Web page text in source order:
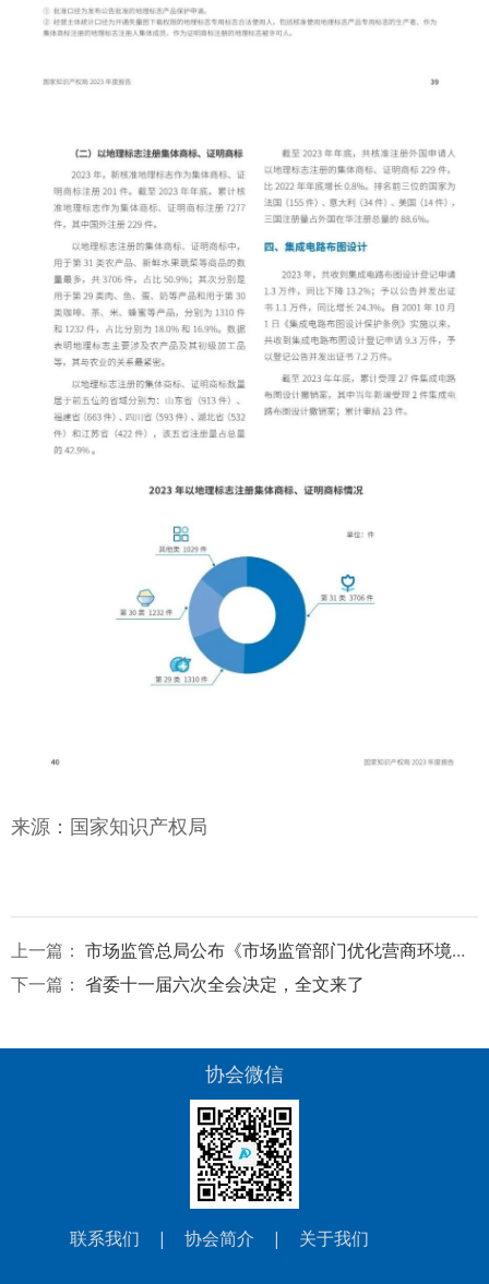
来源：国家知识产权局
上一篇： 市场监管总局公布《市场监管部门优化营商环境重点举措(2024年版)》
下一篇： 省委十一届六次全会决定，全文来了
协会微信
联系我们 | 协会简介 | 关于我们